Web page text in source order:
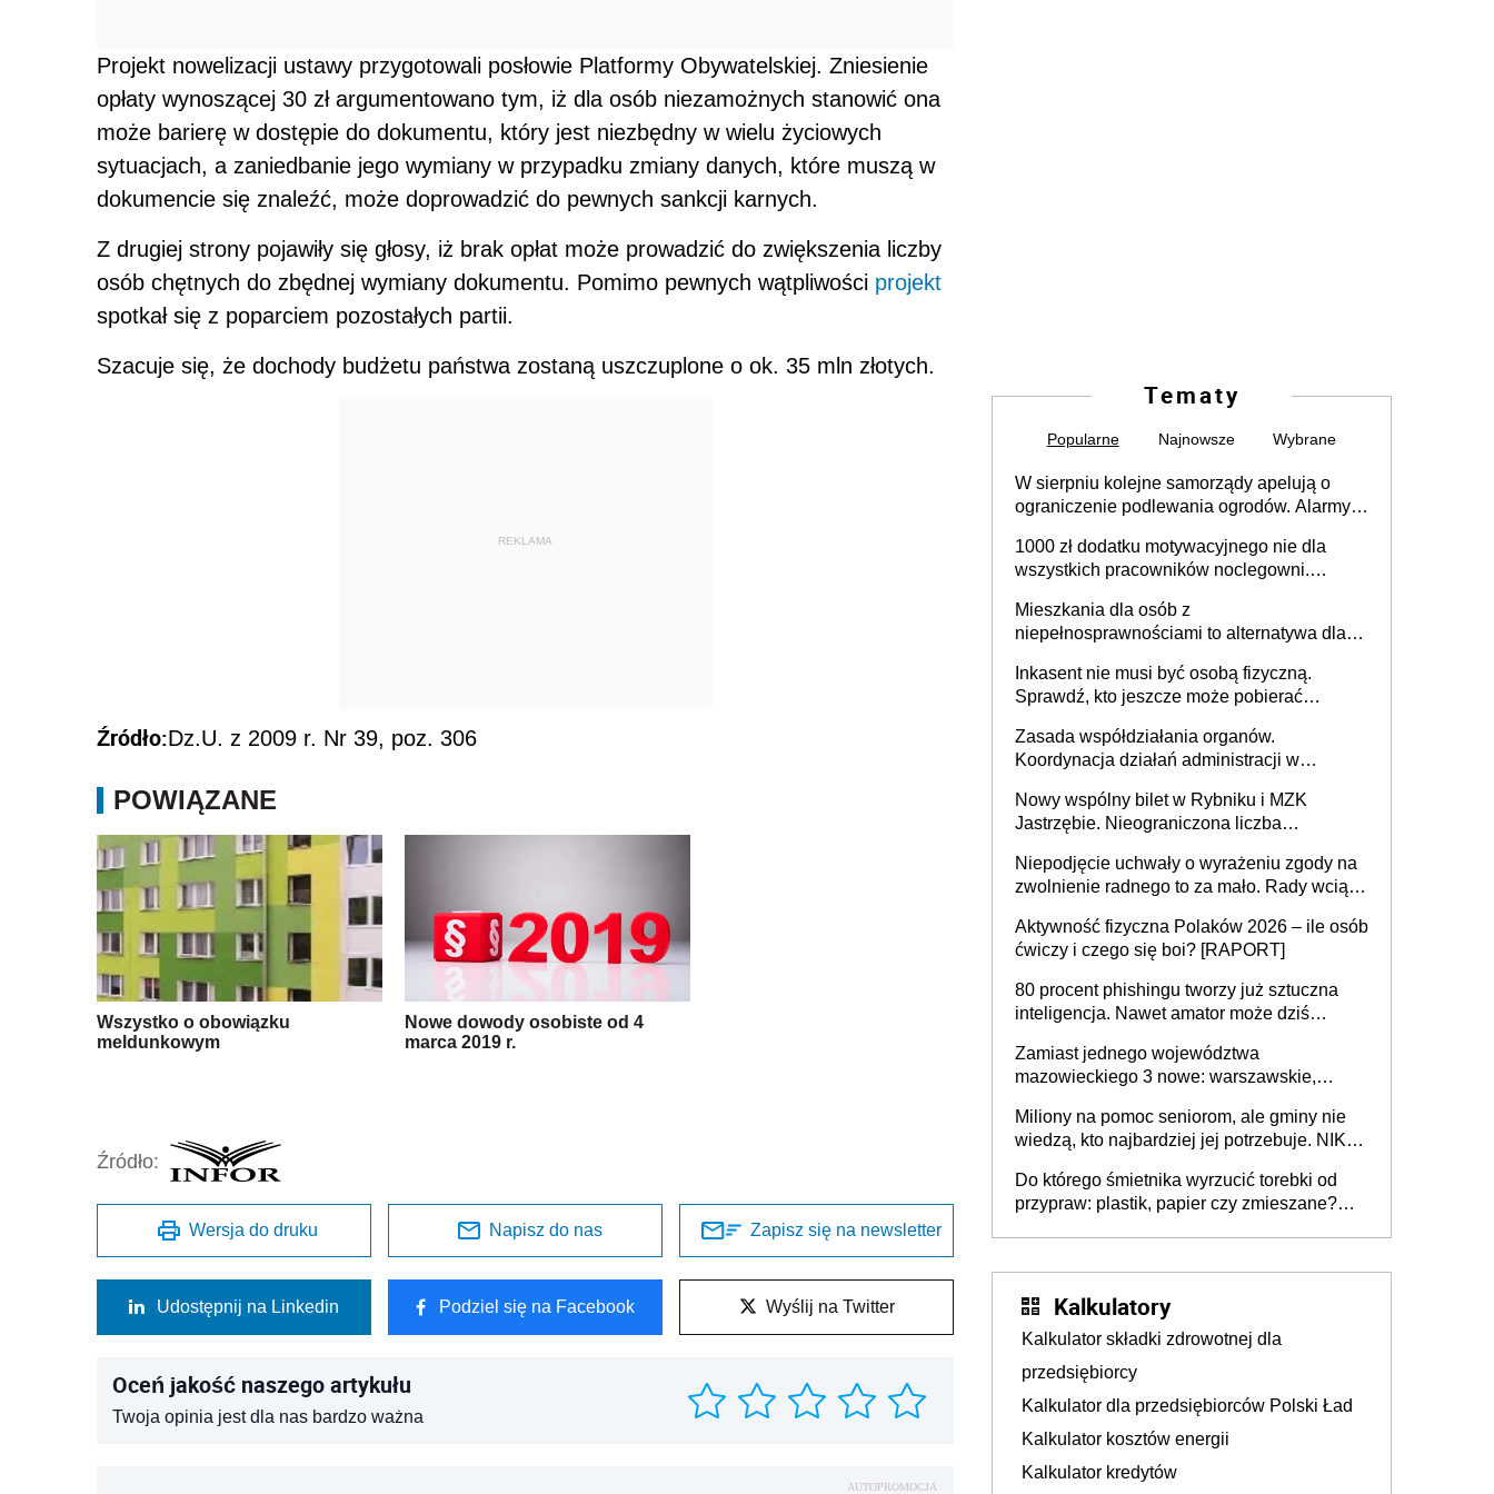
Projekt nowelizacji ustawy przygotowali posłowie Platformy Obywatelskiej. Zniesienie
opłaty wynoszącej 30 zł argumentowano tym, iż dla osób niezamożnych stanowić ona
może barierę w dostępie do dokumentu, który jest niezbędny w wielu życiowych
sytuacjach, a zaniedbanie jego wymiany w przypadku zmiany danych, które muszą w
dokumencie się znaleźć, może doprowadzić do pewnych sankcji karnych.
Z drugiej strony pojawiły się głosy, iż brak opłat może prowadzić do zwiększenia liczby
osób chętnych do zbędnej wymiany dokumentu. Pomimo pewnych wątpliwości projekt
spotkał się z poparciem pozostałych partii.
Szacuje się, że dochody budżetu państwa zostaną uszczuplone o ok. 35 mln złotych.
REKLAMA
Źródło:Dz.U. z 2009 r. Nr 39, poz. 306
POWIĄZANE
Wszystko o obowiązku
meldunkowym
Nowe dowody osobiste od 4
marca 2019 r.
Źródło:
Wersja do druku Napisz do nas Zapisz się na newsletter
Udostępnij na Linkedin Podziel się na Facebook Wyślij na Twitter
Oceń jakość naszego artykułu
Twoja opinia jest dla nas bardzo ważna
AUTOPROMOCJA
Tematy
Popularne Najnowsze Wybrane
W sierpniu kolejne samorządy apelują o
ograniczenie podlewania ogrodów. Alarmy w
może objąć cały kraj
1000 zł dodatku motywacyjnego nie dla
wszystkich pracowników noclegowni.
Mieszkania dla osób z
niepełnosprawnościami to alternatywa dla
samodzielnie lub z rodziną
Inkasent nie musi być osobą fizyczną.
Sprawdź, kto jeszcze może pobierać
Zasada współdziałania organów.
Koordynacja działań administracji w
Nowy wspólny bilet w Rybniku i MZK
Jastrzębie. Nieograniczona liczba
Niepodjęcie uchwały o wyrażeniu zgody na
zwolnienie radnego to za mało. Rady wciąż
rozstrzygać sprawy
Aktywność fizyczna Polaków 2026 – ile osób
ćwiczy i czego się boi? [RAPORT]
80 procent phishingu tworzy już sztuczna
inteligencja. Nawet amator może dziś
Zamiast jednego województwa
mazowieckiego 3 nowe: warszawskie,
Europie nie ma tak dużych jednostek
stołecznych
Miliony na pomoc seniorom, ale gminy nie
wiedzą, kto najbardziej jej potrzebuje. NIK
Do którego śmietnika wyrzucić torebki od
przypraw: plastik, papier czy zmieszane?
Kalkulatory
Kalkulator składki zdrowotnej dla
przedsiębiorcy
Kalkulator dla przedsiębiorców Polski Ład
Kalkulator kosztów energii
Kalkulator kredytów